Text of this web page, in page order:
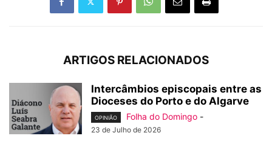
ARTIGOS RELACIONADOS
Intercâmbios episcopais entre as
Dioceses do Porto e do Algarve
OPINIÃO Folha do Domingo -
23 de Julho de 2026